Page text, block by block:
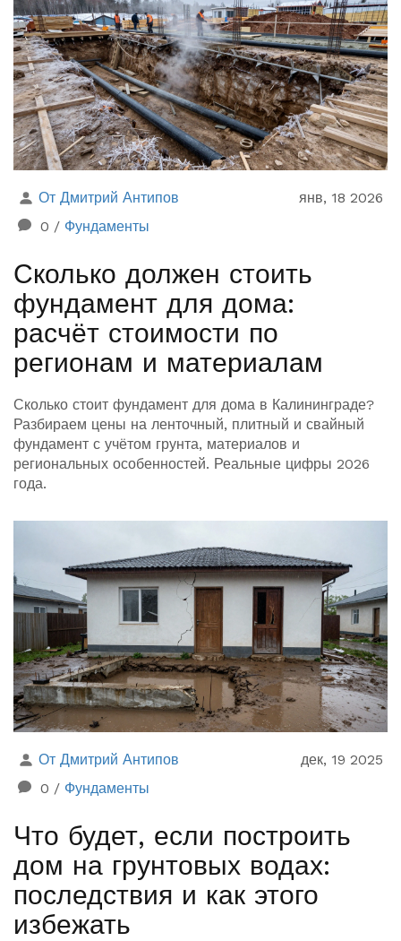
От Дмитрий Антипов
янв, 18 2026
0 / Фундаменты
Сколько должен стоить
фундамент для дома:
расчёт стоимости по
регионам и материалам
Сколько стоит фундамент для дома в Калининграде?
Разбираем цены на ленточный, плитный и свайный
фундамент с учётом грунта, материалов и
региональных особенностей. Реальные цифры 2026
года.
От Дмитрий Антипов
дек, 19 2025
0 / Фундаменты
Что будет, если построить
дом на грунтовых водах:
последствия и как этого
избежать